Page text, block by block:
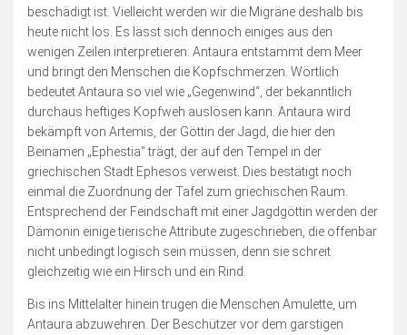
beschädigt ist. Vielleicht werden wir die Migräne deshalb bis
heute nicht los. Es lässt sich dennoch einiges aus den
wenigen Zeilen interpretieren: Antaura entstammt dem Meer
und bringt den Menschen die Kopfschmerzen. Wörtlich
bedeutet Antaura so viel wie „Gegenwind“, der bekanntlich
durchaus heftiges Kopfweh auslösen kann. Antaura wird
bekämpft von Artemis, der Göttin der Jagd, die hier den
Beinamen „Ephestia“ trägt, der auf den Tempel in der
griechischen Stadt Ephesos verweist. Dies bestätigt noch
einmal die Zuordnung der Tafel zum griechischen Raum.
Entsprechend der Feindschaft mit einer Jagdgöttin werden der
Dämonin einige tierische Attribute zugeschrieben, die offenbar
nicht unbedingt logisch sein müssen, denn sie schreit
gleichzeitig wie ein Hirsch und ein Rind.
Bis ins Mittelalter hinein trugen die Menschen Amulette, um
Antaura abzuwehren. Der Beschützer vor dem garstigen